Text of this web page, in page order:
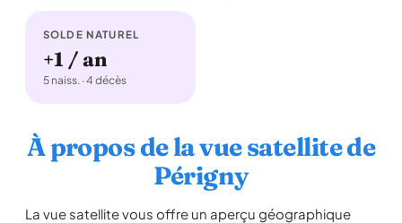
SOLDE NATUREL
+1 / an
5 naiss. · 4 décès
À propos de la vue satellite de
Périgny
La vue satellite vous offre un aperçu géographique